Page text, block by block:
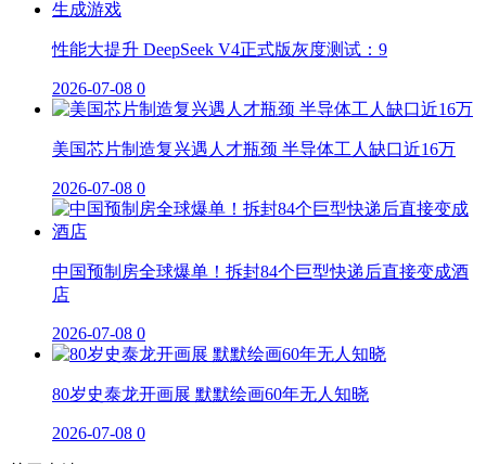
性能大提升 DeepSeek V4正式版灰度测试：9
2026-07-08 0
美国芯片制造复兴遇人才瓶颈 半导体工人缺口近16万
2026-07-08 0
中国预制房全球爆单！拆封84个巨型快递后直接变成酒
店
2026-07-08 0
80岁史泰龙开画展 默默绘画60年无人知晓
2026-07-08 0